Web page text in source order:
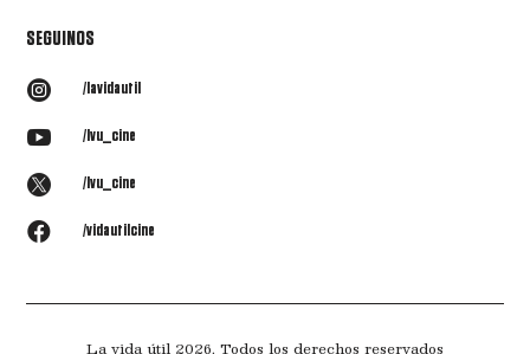
SEGUINOS
 /lavidautil
 /lvu_cine
 /lvu_cine
 /vidautilcine
La vida útil 2026. Todos los derechos reservados